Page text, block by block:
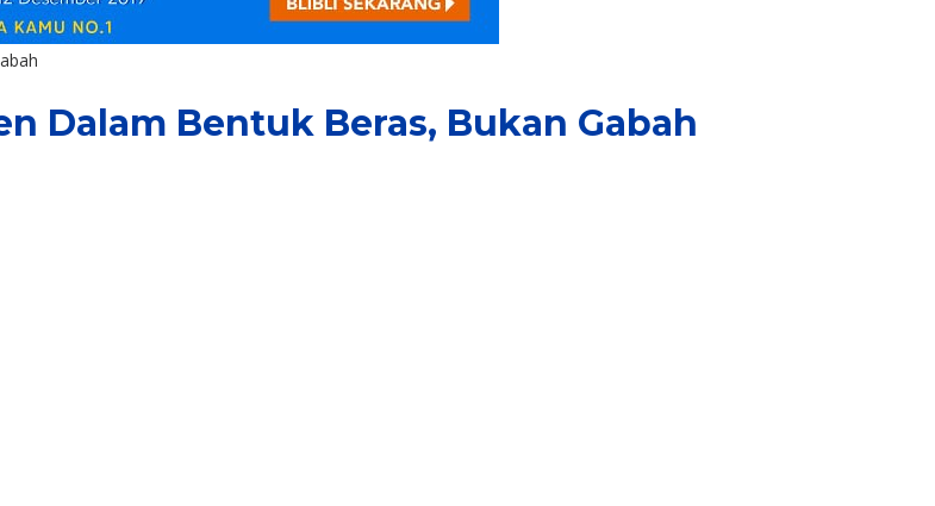
Dalam Bentuk Beras, Bukan Gabah